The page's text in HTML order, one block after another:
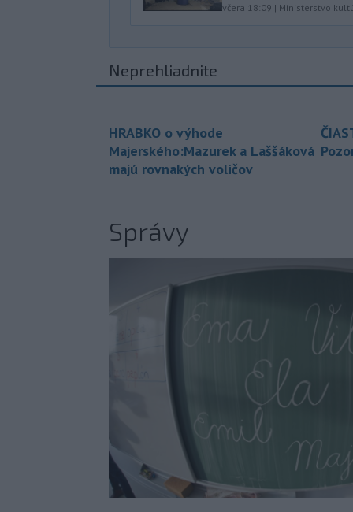
včera 18:09 | Ministerstvo
Neprehliadnite
HRABKO o výhode
Majerského:Mazurek a Laššáková
majú rovnakých voličov
Správy